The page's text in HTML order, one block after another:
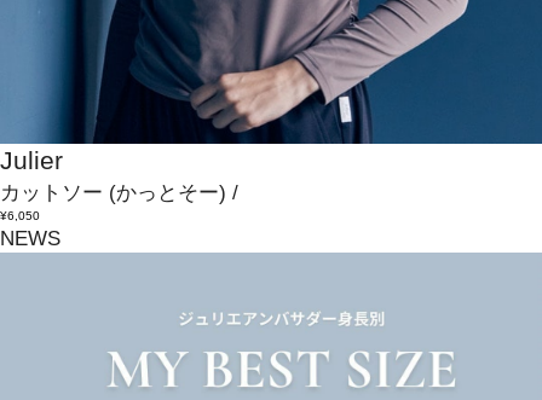
Julier
カットソー (かっとそー) /
¥6,050
NEWS